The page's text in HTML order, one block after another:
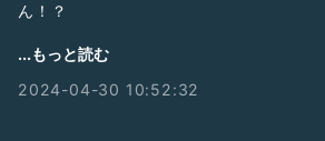
ん！？
https://youtu.be/N37s7LoKG-c
ヘアーズゲートそよら古川橋駅前店でヘ
...もっと読む
2024-04-30 10:52:32